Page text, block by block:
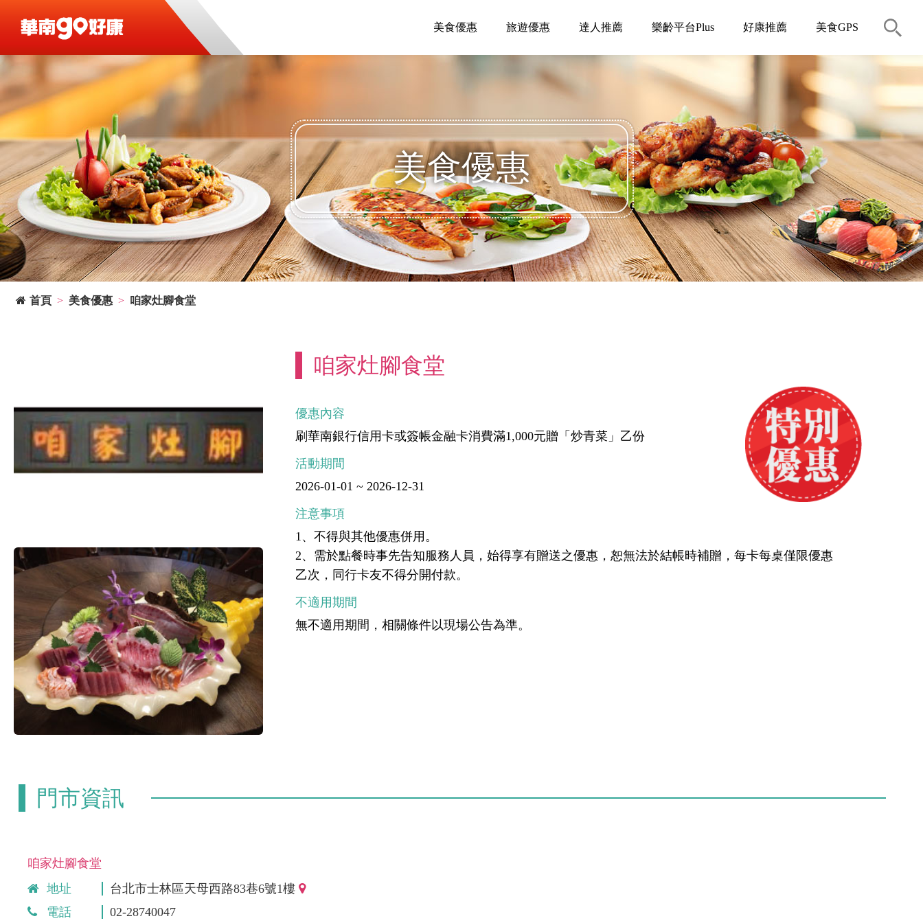
美食優惠 旅遊優惠 達人推薦 樂齡平台Plus 好康推薦 美食GPS
美食優惠
首頁 美食優惠 咱家灶腳食堂
咱家灶腳食堂
優惠內容
刷華南銀行信用卡或簽帳金融卡消費滿1,000元贈「炒青菜」乙份
活動期間
2026-01-01 ~ 2026-12-31
注意事項
1、不得與其他優惠併用。
2、需於點餐時事先告知服務人員，始得享有贈送之優惠，恕無法於結帳時補贈，每卡每桌僅限優惠
乙次，同行卡友不得分開付款。
不適用期間
無不適用期間，相關條件以現場公告為準。
門市資訊
咱家灶腳食堂
地址
台北市士林區天母西路83巷6號1樓
電話
02-28740047